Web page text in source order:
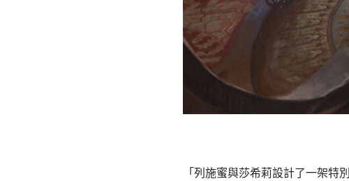
「列施蜜與莎希莉設計了一架